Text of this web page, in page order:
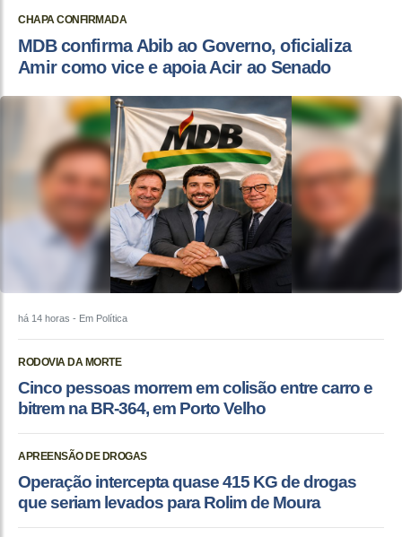
CHAPA CONFIRMADA
MDB confirma Abib ao Governo, oficializa
Amir como vice e apoia Acir ao Senado
há 14 horas - Em Política
RODOVIA DA MORTE
Cinco pessoas morrem em colisão entre carro e
bitrem na BR-364, em Porto Velho
APREENSÃO DE DROGAS
Operação intercepta quase 415 KG de drogas
que seriam levados para Rolim de Moura